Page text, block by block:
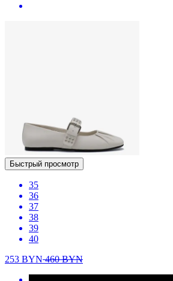
Быстрый просмотр
35
36
37
38
39
40
253 BYN460BYN